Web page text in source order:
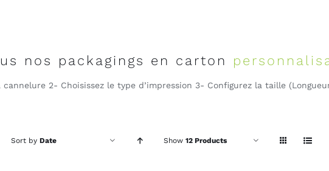
nos packagings en carton
cannelure 2- Choisissez le type d’impression 3- Configurez la taille
Sort byDate Show12 Products